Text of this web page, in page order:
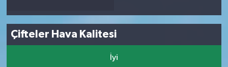
Çifteler Hava Kalitesi
İyi